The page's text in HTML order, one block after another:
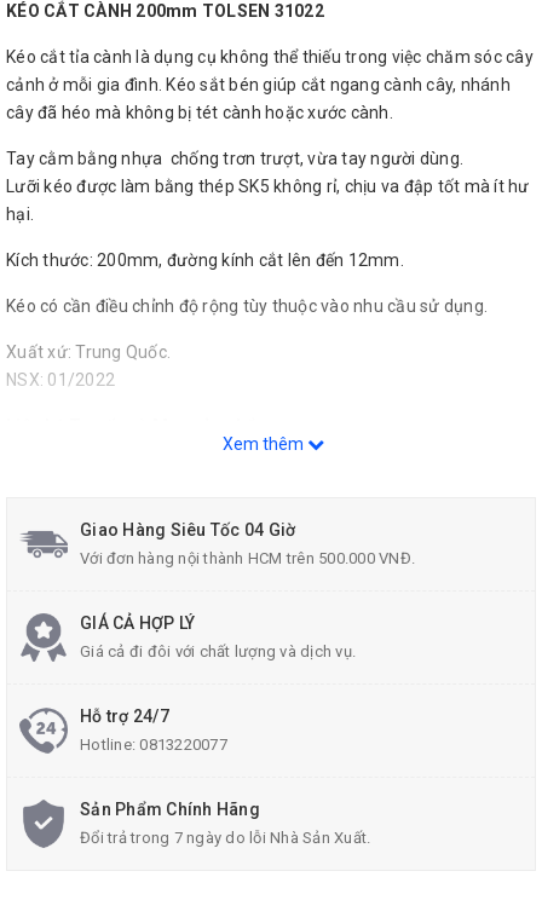
KÉO CẮT CÀNH 200mm TOLSEN 31022
Kéo cắt tỉa cành là dụng cụ không thể thiếu trong việc chăm sóc cây
cảnh ở mỗi gia đình. Kéo sắt bén giúp cắt ngang cành cây, nhánh
cây đã héo mà không bị tét cành hoặc xước cành.
Tay cằm bằng nhựa chống trơn trượt, vừa tay người dùng.
Lưỡi kéo được làm bằng thép SK5 không rỉ, chịu va đập tốt mà ít hư
hại.
Kích thước: 200mm, đường kính cắt lên đến 12mm.
Kéo có cần điều chỉnh độ rộng tùy thuộc vào nhu cầu sử dụng.
Xuất xứ: Trung Quốc.
NSX: 01/2022
Email: donghecuacha@gmail.com.
Xem thêm
Giao Hàng Siêu Tốc 04 Giờ
Với đơn hàng nội thành HCM trên 500.000 VNĐ.
GIÁ CẢ HỢP LÝ
Giá cả đi đôi với chất lượng và dịch vụ.
Hỗ trợ 24/7
Hotline:0813220077
Sản Phẩm Chính Hãng
Đổi trả trong 7 ngày do lỗi Nhà Sản Xuất.